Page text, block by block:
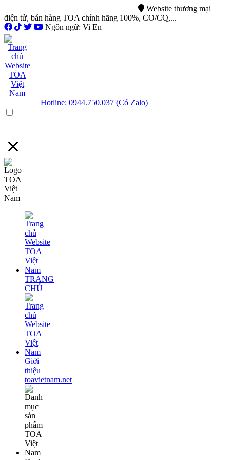
Website thương mại
điện tử, bán hàng TOA chính hãng 100%, CO/CQ,...
Ngôn ngữ: Vi En
Hotline: 0944.750.037 (Có Zalo)
TRANG
CHỦ
Giới
thiệu
toavietnam.net